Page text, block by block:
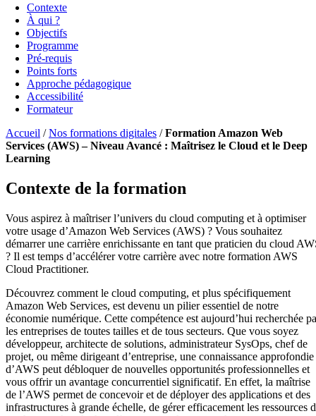
Contexte
À qui ?
Objectifs
Programme
Pré-requis
Points forts
Approche pédagogique
Accessibilité
Formateur
Accueil /Nos formations digitales /Formation Amazon Web
Services (AWS) – Niveau Avancé : Maîtrisez le Cloud et le Deep
Learning
Contexte de la formation
Vous aspirez à maîtriser l’univers du cloud computing et à optimiser
votre usage d’Amazon Web Services (AWS) ? Vous souhaitez
démarrer une carrière enrichissante en tant que praticien du cloud
? Il est temps d’accélérer votre carrière avec notre formation AWS
Cloud Practitioner.
Découvrez comment le cloud computing, et plus spécifiquement
Amazon Web Services, est devenu un pilier essentiel de notre
économie numérique. Cette compétence est aujourd’hui recherchée
les entreprises de toutes tailles et de tous secteurs. Que vous soyez
développeur, architecte de solutions, administrateur SysOps, chef de
projet, ou même dirigeant d’entreprise, une connaissance approfondie
d’AWS peut débloquer de nouvelles opportunités professionnelles et
vous offrir un avantage concurrentiel significatif. En effet, la maîtrise
de l’AWS permet de concevoir et de déployer des applications et des
infrastructures à grande échelle, de gérer efficacement les ressources